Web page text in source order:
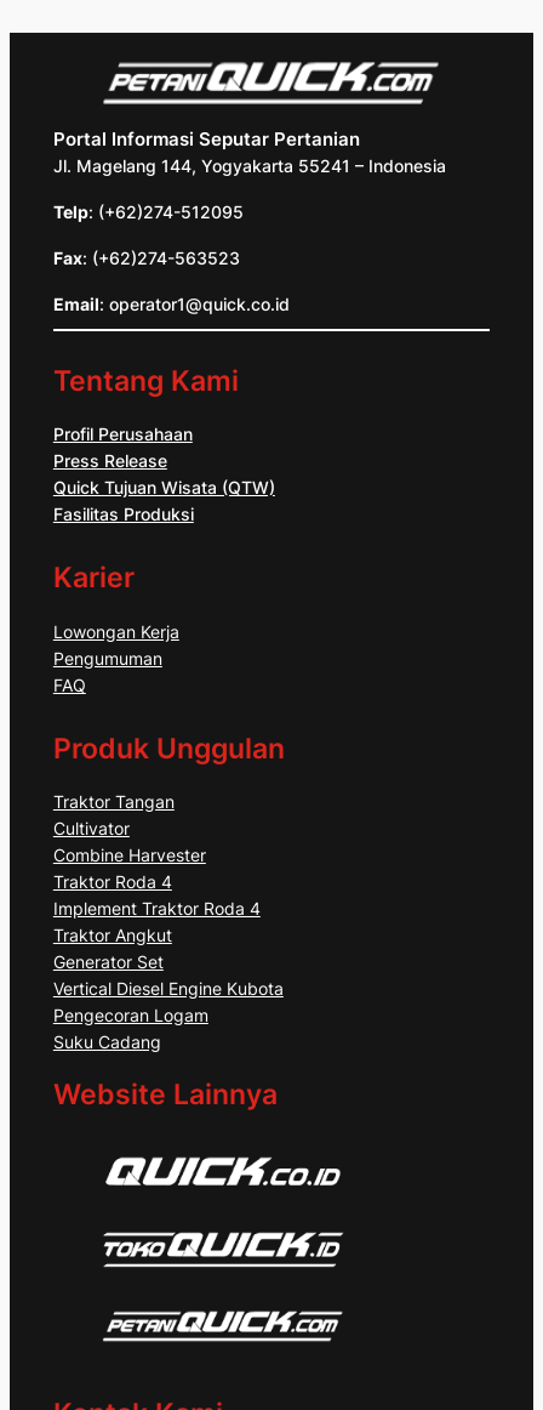
Portal Informasi Seputar Pertanian
Jl. Magelang 144, Yogyakarta 55241 – Indonesia
Telp: (+62)274-512095
Fax: (+62)274-563523
Email: operator1@quick.co.id
Tentang Kami
Profil Perusahaan
Press Release
Quick Tujuan Wisata (QTW)
Fasilitas Produksi
Karier
Lowongan Kerja
Pengumuman
FAQ
Produk Unggulan
Traktor Tangan
Cultivator
Combine Harvester
Traktor Roda 4
Implement Traktor Roda 4
Traktor Angkut
Generator Set
Vertical Diesel Engine Kubota
Pengecoran Logam
Suku Cadang
Website Lainnya